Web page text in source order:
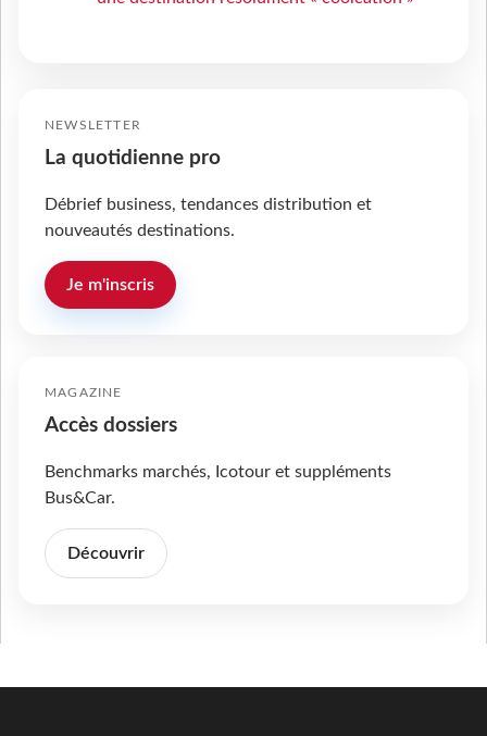
NEWSLETTER
La quotidienne pro
Débrief business, tendances distribution et
nouveautés destinations.
Je m'inscris
MAGAZINE
Accès dossiers
Benchmarks marchés, Icotour et suppléments
Bus&Car.
Découvrir